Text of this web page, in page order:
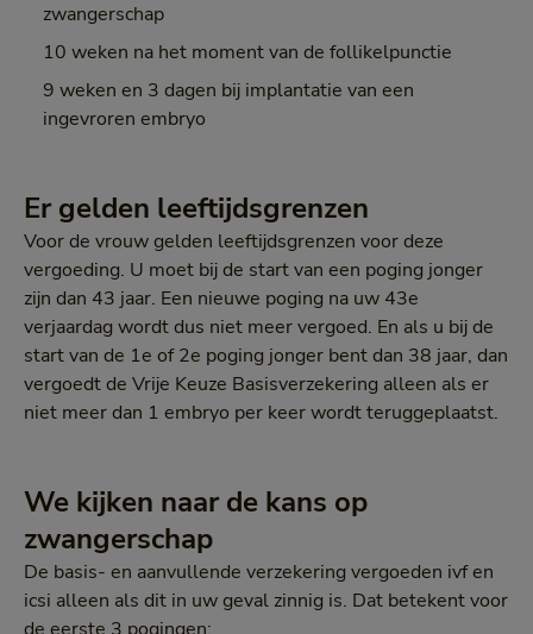
zwangerschap
10 weken na het moment van de follikelpunctie
9 weken en 3 dagen bij implantatie van een
ingevroren embryo
Er gelden leeftijdsgrenzen
Voor de vrouw gelden leeftijdsgrenzen voor deze
vergoeding. U moet bij de start van een poging jonger
zijn dan 43 jaar. Een nieuwe poging na uw 43e
verjaardag wordt dus niet meer vergoed. En als u bij de
start van de 1e of 2e poging jonger bent dan 38 jaar, dan
vergoedt de Vrije Keuze Basisverzekering alleen als er
niet meer dan 1 embryo per keer wordt teruggeplaatst.
We kijken naar de kans op
zwangerschap
De basis- en aanvullende verzekering vergoeden ivf en
icsi alleen als dit in uw geval zinnig is. Dat betekent voor